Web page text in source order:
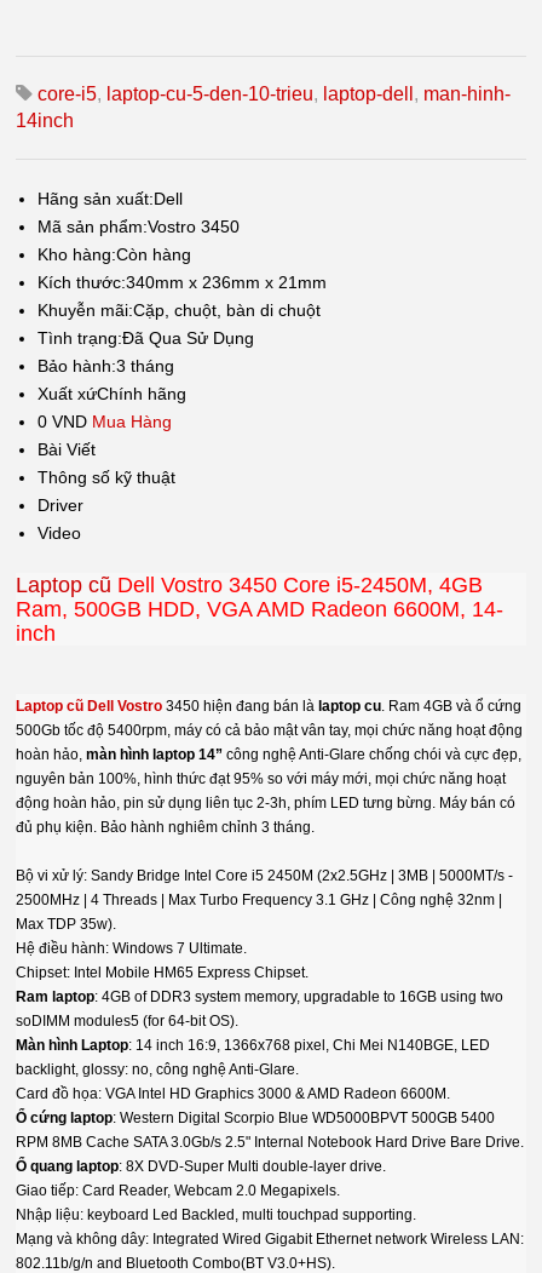
core-i5, laptop-cu-5-den-10-trieu, laptop-dell , man-hinh-
14inch
Hãng sản xuất:Dell
Mã sản phẩm:Vostro 3450
Kho hàng:Còn hàng
Kích thước:340mm x 236mm x 21mm
Khuyễn mãi:Cặp, chuột, bàn di chuột
Tình trạng:Đã Qua Sử Dụng
Bảo hành:3 tháng
Xuất xứChính hãng
0 VND Mua Hàng
Bài Viết
Thông số kỹ thuật
Driver
Video
Laptop cũ Dell Vostro 3450 Core i5-2450M, 4GB
Ram, 500GB HDD, VGA AMD Radeon 6600M, 14-
inch
Laptop cũ Dell Vostro 3450 hiện đang bán làlaptop cu . Ram 4GB và ổ cứng
500Gb tốc độ 5400rpm, máy có cả bảo mật vân tay, mọi chức năng hoạt động
hoàn hảo,màn hình laptop 14”công nghệ Anti-Glare chống chói và cực đẹp,
nguyên bản 100%, hình thức đạt 95% so với máy mới, mọi chức năng hoạt
động hoàn hảo, pin sử dụng liên tục 2-3h, phím LED tưng bừng. Máy bán có
đủ phụ kiện. Bảo hành nghiêm chỉnh 3 tháng.
Bộ vi xử lý: Sandy Bridge Intel Core i5 2450M (2x2.5GHz | 3MB | 5000MT/s -
2500MHz | 4 Threads | Max Turbo Frequency 3.1 GHz | Công nghệ 32nm |
Max TDP 35w).
Hệ điều hành: Windows 7 Ultimate.
Chipset: Intel Mobile HM65 Express Chipset.
Ram laptop: 4GB of DDR3 system memory, upgradable to 16GB using two
soDIMM modules5 (for 64-bit OS).
Màn hình Laptop: 14 inch 16:9, 1366x768 pixel, Chi Mei N140BGE, LED
backlight, glossy: no, công nghệ Anti-Glare.
Card đồ họa: VGA Intel HD Graphics 3000 & AMD Radeon 6600M.
Ổ cứng laptop: Western Digital Scorpio Blue WD5000BPVT 500GB 5400
RPM 8MB Cache SATA 3.0Gb/s 2.5" Internal Notebook Hard Drive Bare Drive.
Ổ quang laptop: 8X DVD-Super Multi double-layer drive.
Giao tiếp: Card Reader, Webcam 2.0 Megapixels.
Nhập liệu: keyboard Led Backled, multi touchpad supporting.
Mạng và không dây: Integrated Wired Gigabit Ethernet network Wireless LAN:
802.11b/g/n and Bluetooth Combo(BT V3.0+HS).